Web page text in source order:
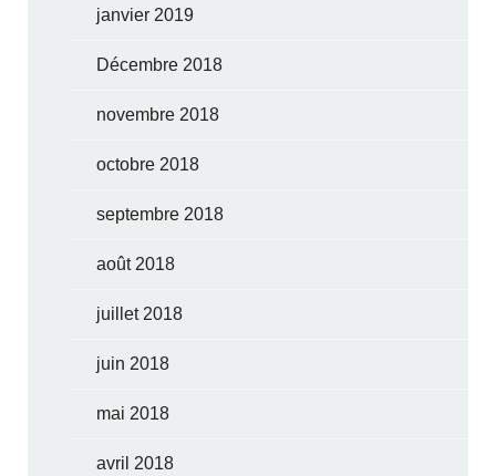
janvier 2019
Décembre 2018
novembre 2018
octobre 2018
septembre 2018
août 2018
juillet 2018
juin 2018
mai 2018
avril 2018